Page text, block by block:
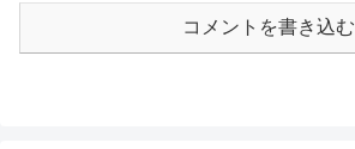
コメントを書き込む